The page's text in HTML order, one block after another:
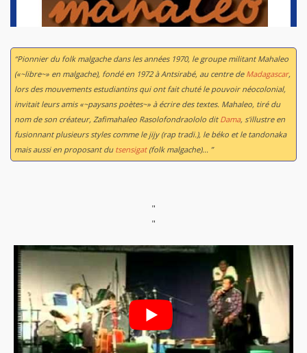
“Pionnier du folk malgache dans les années 1970, le groupe militant Mahaleo
(«~libre~» en malgache), fondé en 1972 à Antsirabé, au centre de Madagascar,
lors des mouvements estudiantins qui ont fait chuté le pouvoir néocolonial,
invitait leurs amis «~paysans poètes~» à écrire des textes. Mahaleo, tiré du
nom de son créateur, Zafimahaleo Rasolofondraololo dit Dama, s'illustre en
fusionnant plusieurs styles comme le jijy (rap tradi.), le béko et le tandonaka
mais aussi en proposant du tsensigat(folk malgache)... ”
"
"